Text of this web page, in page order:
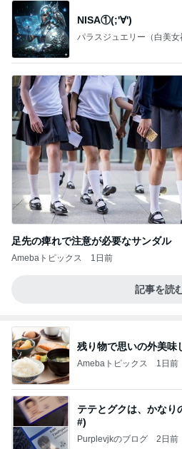
NISA①(;'∀')
パラスジュエリー（白美
足先の痺れで注意が必要なサンダル
Amebaトピックス 1日前
記事を読
残り物で思いの外美味
Amebaトピックス 1日前
テテとグクは、かな
#)
Purplevjkのブログ 2日前